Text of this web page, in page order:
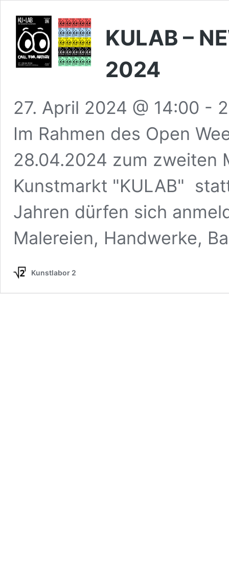
KULAB –
2024
27. April 2024 @ 14:00 -
Im Rahmen des Open
28.04.2024 zum zweiten
Kunstmarkt "KULAB"
Jahren dürfen sich
Malereien, Handwerke,
Kunstlabor 2